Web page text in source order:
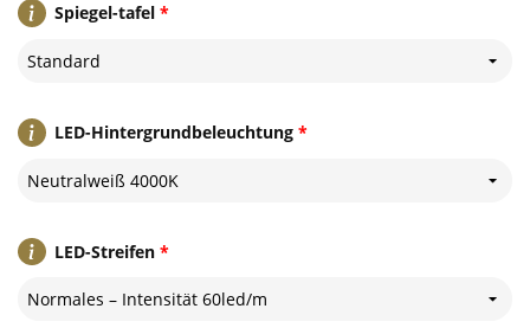
*
Spiegel-tafel
Standard
*
LED-Hintergrundbeleuchtung
Neutralweiß 4000K
*
LED-Streifen
Normales – Intensität 60led/m